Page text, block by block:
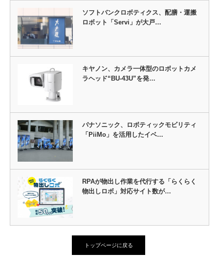
ソフトバンクロボティクス、配膳・運搬
ロボット「Servi」が大戸…
キヤノン、カメラ一体型のロボットカメ
ラヘッド“BU-43U”を発…
パナソニック、ロボティックモビリティ
「PiiMo」を活用したイベ…
RPAが物出し作業を代行する「らくらく
物出しロボ」対応サイト数が…
トップページに戻る